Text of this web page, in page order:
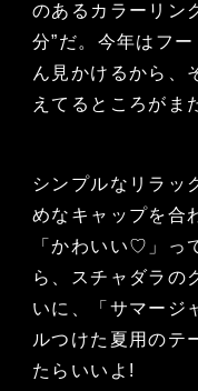
のあるカラーリン
分”だ。今年はフ
ん見かけるから、
えてるところがま
シンプルなリラッ
めなキャップを合
「かわいい♡」っ
ら、スチャダラの
いに、「サマージ
ルつけた夏用のテ
たらいいよ!